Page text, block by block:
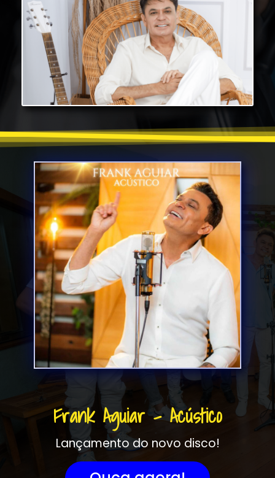
Frank Aguiar - Acústico
Lançamento do novo disco!